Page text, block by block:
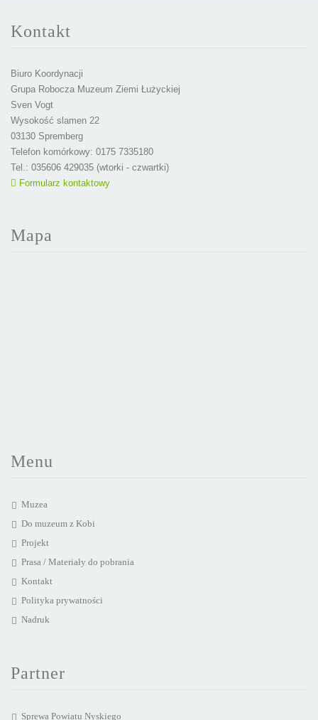
Kontakt
Biuro Koordynacji
Grupa Robocza Muzeum Ziemi Łużyckiej
Sven Vogt
Wysokość slamen 22
03130 Spremberg
Telefon komórkowy: 0175 7335180
Tel.: 035606 429035 (wtorki - czwartki)
Formularz kontaktowy
Mapa
Menu
Muzea
Do muzeum z Kobi
Projekt
Prasa / Materiały do pobrania
Kontakt
Polityka prywatności
Nadruk
Partner
Sprewa Powiatu Nyskiego